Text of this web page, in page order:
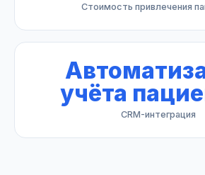
Стоимость привлечения
учёта
CRM-интеграция